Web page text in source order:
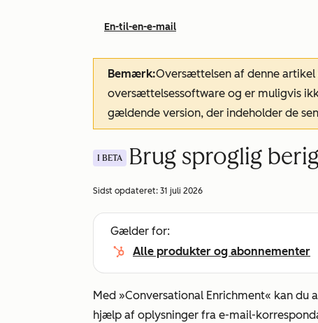
En-til-en-e-mail
Bemærk:Oversættelsen af denne
oversættelsessoftware og er muligvis
gældende version, der indeholder de
I BETA Brug sproglig
Sidst opdateret: 31 juli 2026
Gælder for:
Alle produkter og abonnementer
Med »Conversational Enrichment« kan
hjælp af oplysninger fra e-mail-